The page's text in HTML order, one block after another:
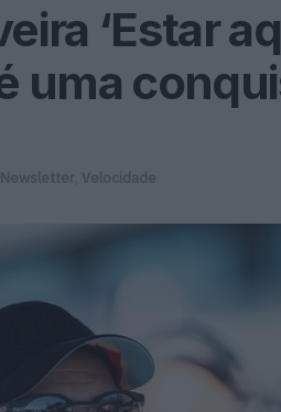
‘Estar
uma
Newsletter Velocidade